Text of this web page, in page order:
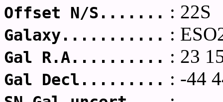
Offset N/S....... : 22S
Galaxy........... :
Gal R.A.......... : 23
Gal Decl......... : -44